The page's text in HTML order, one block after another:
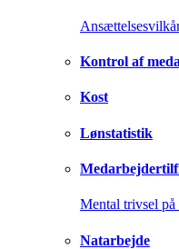
Kontrol af
Kost
Lønstatistik
Mental trivsel på
Natarbejde